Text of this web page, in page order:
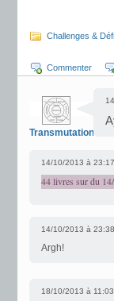
Challenges &
Commenter
Transmutation
14/10/2013 à
44 livres sur du
14/10/2013 à
Argh!
18/10/2013 à